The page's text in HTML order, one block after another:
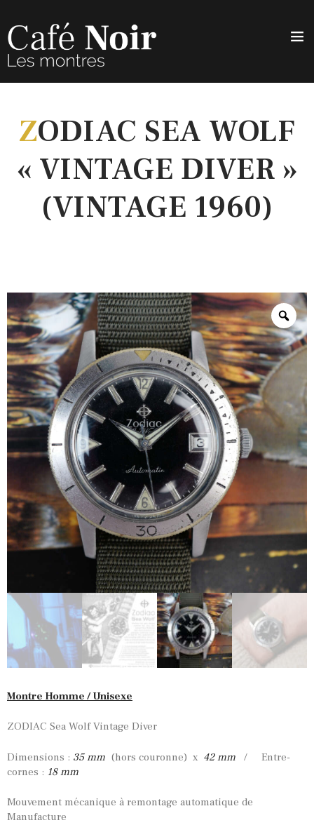
ZODIAC SEA WOLF
« VINTAGE DIVER »
(VINTAGE 1960)
Montre Homme / Unisexe
ZODIAC Sea Wolf Vintage Diver
Dimensions : 35 mm (hors couronne) x 42 mm
/ Entre-
cornes : 18 mm
Mouvement mécanique à remontage automatique de
Manufacture